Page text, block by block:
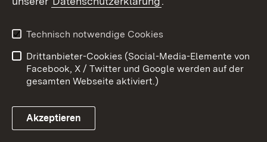
Link zum Landesportal
Kontakt
Datenschutz
Barrierefreiheit
Impressum Cookies
Technisch notwendige Cookies
Drittanbieter-Cookies (Social-Media-Elemente von
Facebook, X / Twitter und Google werden auf der
gesamten Webseite aktiviert.)
Akzeptieren